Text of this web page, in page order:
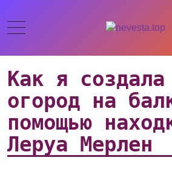
Как я
огород на
помощью
Леруа Мерлен